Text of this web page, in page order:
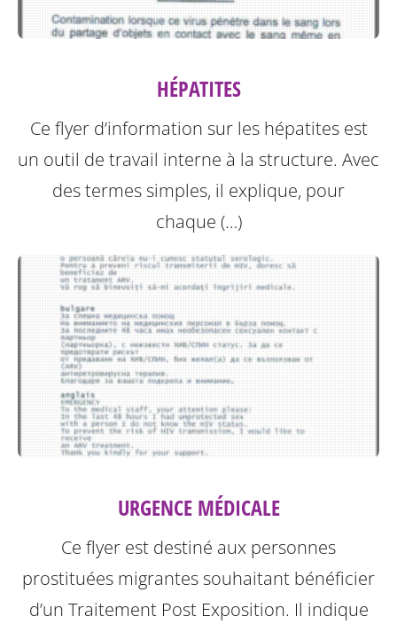
HÉPATITES
Ce flyer d’information sur les hépatites est
un outil de travail interne à la structure. Avec
des termes simples, il explique, pour
chaque (…)
URGENCE MÉDICALE
Ce flyer est destiné aux personnes
prostituées migrantes souhaitant bénéficier
d’un Traitement Post Exposition. Il indique